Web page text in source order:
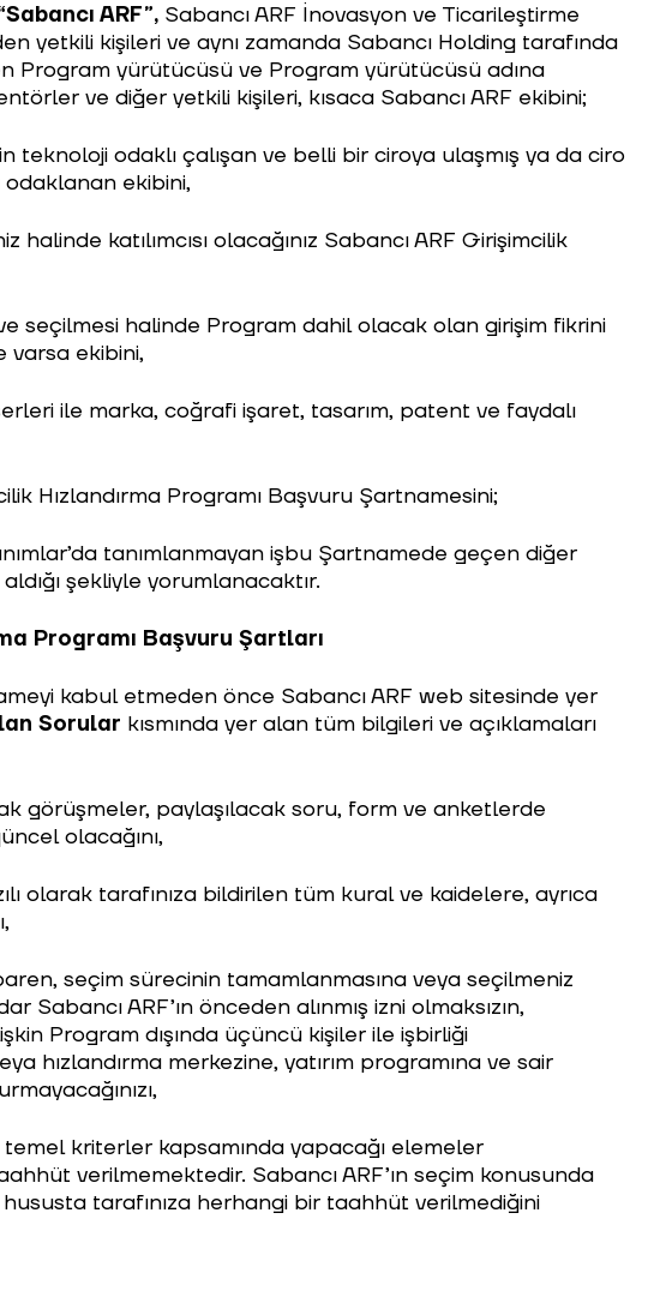
ARF”,Sabancı ARF İnovasyon ve Ticarileştirme
yetkili kişileri ve aynı zamanda Sabancı Holding tarafında
Program yürütücüsü ve Program yürütücüsü adına
ve diğer yetkili kişileri, kısaca Sabancı ARF ekibini;
teknoloji odaklı çalışan ve belli bir ciroya ulaşmış ya da ciro
odaklanan ekibini,
katılımcısı olacağınız Sabancı ARF Girişimcilik
seçilmesi halinde Program dahil olacak olan girişim fikrini
varsa ekibini,
ile marka, coğrafi işaret, tasarım, patent ve faydalı
Hızlandırma Programı Başvuru Şartnamesini;
tanımlanmayan işbu Şartnamede geçen diğer
şekliyle yorumlanacaktır.
Programı Başvuru Şartları
kabul etmeden önce Sabancı ARF web sitesinde yer
Sorular kısmında yer alan tüm bilgileri ve açıklamaları
görüşmeler, paylaşılacak soru, form ve anketlerde
olacağını,
olarak tarafınıza bildirilen tüm kural ve kaidelere, ayrıca
seçim sürecinin tamamlanmasına veya seçilmeniz
Sabancı ARF’ın önceden alınmış izni olmaksızın,
Program dışında üçüncü kişiler ile işbirliği
hızlandırma merkezine, yatırım programına ve sair
kriterler kapsamında yapacağı elemeler
verilmemektedir. Sabancı ARF’ın seçim konusunda
tarafınıza herhangi bir taahhüt verilmediğini